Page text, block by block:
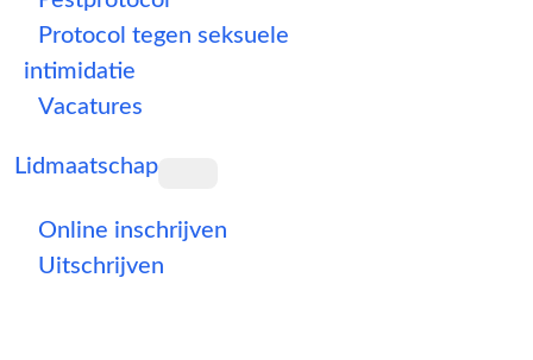
Protocol tegen seksuele
intimidatie
Vacatures
Lidmaatschap
Online inschrijven
Uitschrijven